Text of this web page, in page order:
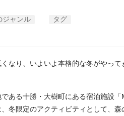
ジャンル タグ
なり、いよいよ本格的な冬がやっ
ある十勝・大樹町にある宿泊施設
冬限定のアクティビティとして、